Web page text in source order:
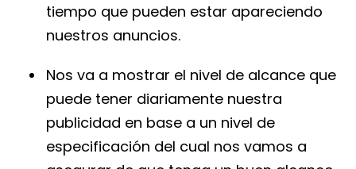
tiempo que pueden estar apareciendo
nuestros anuncios.
Nos va a mostrar el nivel de alcance que
puede tener diariamente nuestra
publicidad en base a un nivel de
especificación del cual nos vamos a